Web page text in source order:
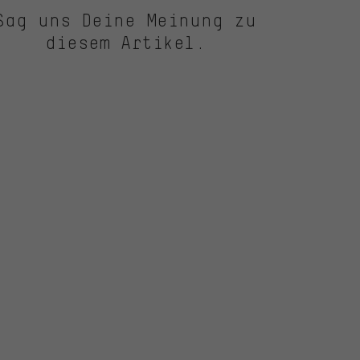
uns Deine Meinung zu
diesem Artikel.